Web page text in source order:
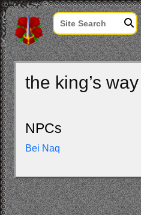
the king’s way
NPCs
Bei Naq